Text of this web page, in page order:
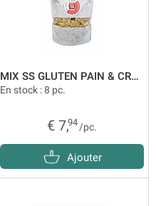
MIX SS GLUTEN PAIN & CRACKERS
En stock : 8 pc.
€ 7,94 /pc.
Ajouter